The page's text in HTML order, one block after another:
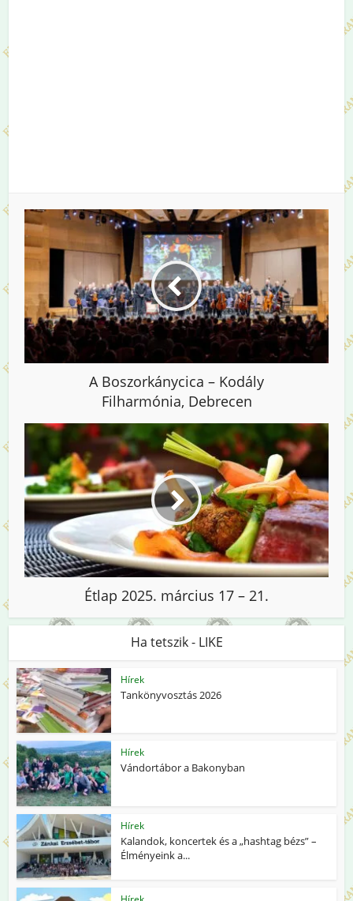
A Boszorkánycica – Kodály
Filharmónia, Debrecen
Étlap 2025. március 17 – 21.
Ha tetszik - LIKE
Hírek
Tankönyvosztás 2026
Hírek
Vándortábor a Bakonyban
Hírek
Kalandok, koncertek és a „hashtag bézs” –
Élményeink a...